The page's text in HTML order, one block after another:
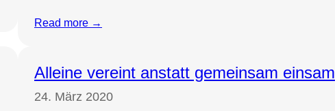
Read more →
Alleine vereint anstatt gemeinsam einsam
24. März 2020